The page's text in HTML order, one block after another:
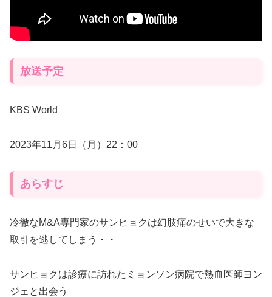
放送予定
KBS World
2023年11月6日（月）22：00
あらすじ
冷徹なM&A専門家のサンヒョクは幻肢痛のせいで大きな
取引を逃してしまう・・
サンヒョクは診療に訪れたミョンソン病院で熱血医師ヨン
ジェと出会う